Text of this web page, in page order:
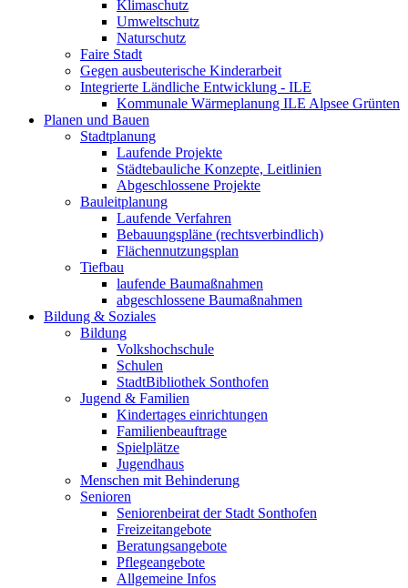
Klimaschutz
Umweltschutz
Naturschutz
Faire Stadt
Gegen ausbeuterische Kinderarbeit
Integrierte Ländliche Entwicklung - ILE
Kommunale Wärmeplanung ILE Alpsee Grünten
Planen und Bauen
Stadtplanung
Laufende Projekte
Städtebauliche Konzepte, Leitlinien
Abgeschlossene Projekte
Bauleitplanung
Laufende Verfahren
Bebauungspläne (rechtsverbindlich)
Flächennutzungsplan
Tiefbau
laufende Baumaßnahmen
abgeschlossene Baumaßnahmen
Bildung & Soziales
Bildung
Volkshochschule
Schulen
StadtBibliothek Sonthofen
Jugend & Familien
Kindertages einrichtungen
Familienbeauftrage
Spielplätze
Jugendhaus
Menschen mit Behinderung
Senioren
Seniorenbeirat der Stadt Sonthofen
Freizeitangebote
Beratungsangebote
Pflegeangebote
Allgemeine Infos